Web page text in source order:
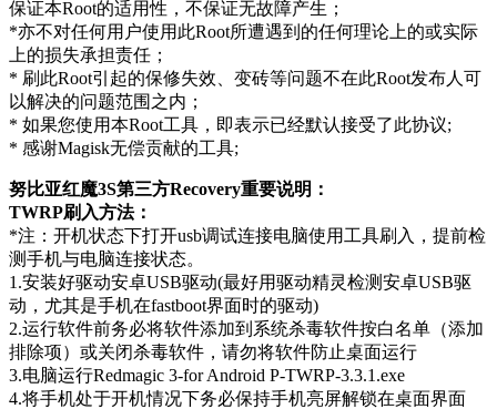
保证本Root的适用性，不保证无故障产生；
*亦不对任何用户使用此Root所遭遇到的任何理论上的或实际
上的损失承担责任；
* 刷此Root引起的保修失效、变砖等问题不在此Root发布人可
以解决的问题范围之内；
* 如果您使用本Root工具，即表示已经默认接受了此协议;
* 感谢Magisk无偿贡献的工具;
努比亚红魔3S第三方Recovery重要说明：
TWRP刷入方法：
*注：开机状态下打开usb调试连接电脑使用工具刷入，提前检
测手机与电脑连接状态。
1.安装好驱动安卓USB驱动(最好用驱动精灵检测安卓USB驱
动，尤其是手机在fastboot界面时的驱动)
2.运行软件前务必将软件添加到系统杀毒软件按白名单（添加
排除项）或关闭杀毒软件，请勿将软件防止桌面运行
3.电脑运行Redmagic 3-for Android P-TWRP-3.3.1.exe
4.将手机处于开机情况下务必保持手机亮屏解锁在桌面界面